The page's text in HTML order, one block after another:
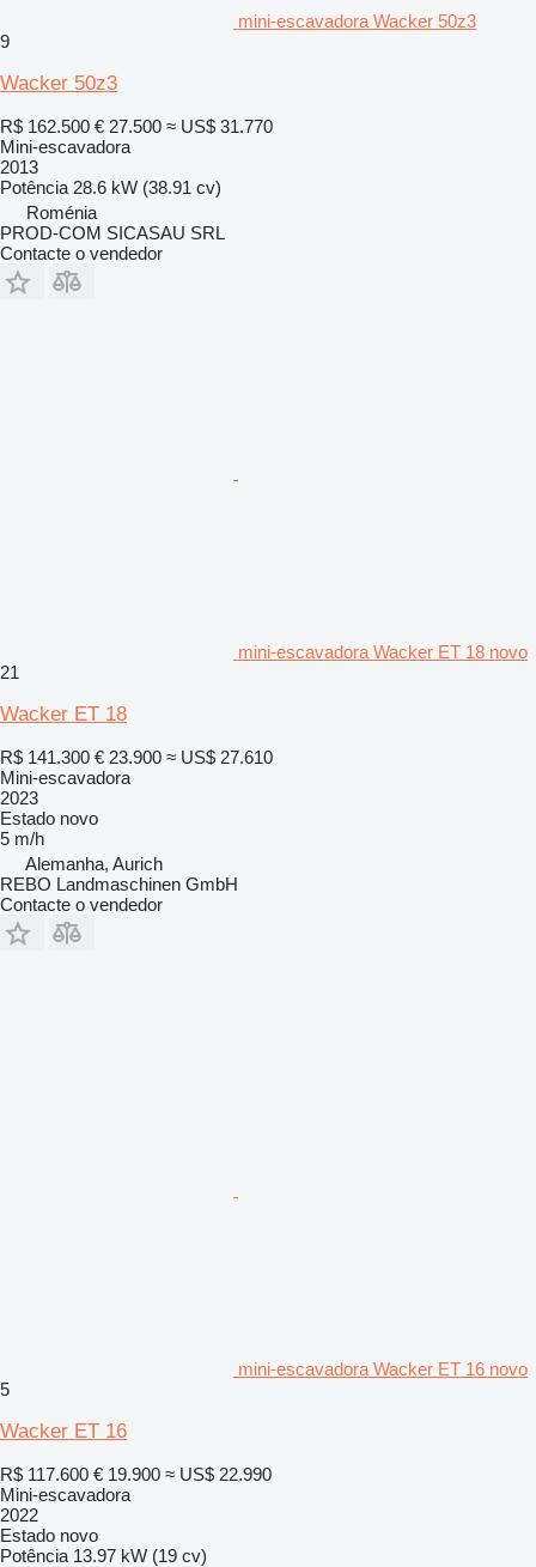
mini-escavadora Wacker 50z3
9
Wacker 50z3
R$ 162.500 € 27.500 ≈ US$ 31.770
Mini-escavadora
2013
Potência 28.6 kW (38.91 cv)
Roménia
PROD-COM SICASAU SRL
Contacte o vendedor
mini-escavadora Wacker ET 18 novo
21
Wacker ET 18
R$ 141.300 € 23.900 ≈ US$ 27.610
Mini-escavadora
2023
Estado novo
5 m/h
Alemanha, Aurich
REBO Landmaschinen GmbH
Contacte o vendedor
mini-escavadora Wacker ET 16 novo
5
Wacker ET 16
R$ 117.600 € 19.900 ≈ US$ 22.990
Mini-escavadora
2022
Estado novo
Potência 13.97 kW (19 cv)